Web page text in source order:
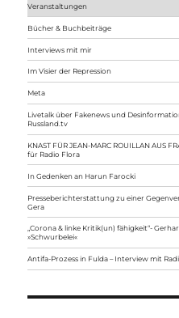
Veranstaltungen
Bücher & Buchbeiträge
Interviews mit mir
Im Visier der Repression
Meta
Livetalk über Fakenews und
Russland.tv
KNAST FÜR JEAN-MARC ROUILLAN AUS
für Radio Flora
In Gedenken an Harun Farocki
Presseberichterstattung zu einer
Gera
„Corona & linke Kritik(un) fähigkeit“-
»Schwurbelei«
Antifa-Prozess in Fulda – Interview mit